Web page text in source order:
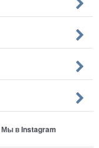
Мы в Instagram